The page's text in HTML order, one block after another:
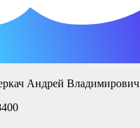
Андрей Владимирович